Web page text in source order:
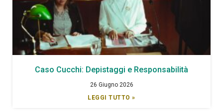
Caso Cucchi: Depistaggi e Responsabilità
26 Giugno 2026
LEGGI TUTTO »